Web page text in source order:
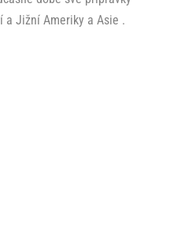
a Jižní Ameriky a Asie .